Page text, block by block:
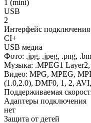
1 (mini)
USB
2
Интерфейс подключения
CI+
USB медиа
Фото: .jpg, .jpeg, .png,
Музыка: .MPEG1
Видео: MPG, MPEG,
(1.0,2.0), DMF0, 1, 2,
Поддерживаемая
Адаптеры подключения
нет
Защита от детей